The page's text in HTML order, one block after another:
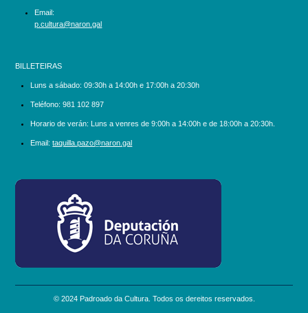
Email:
p.cultura@naron.gal
BILLETEIRAS
Luns a sábado: 09:30h a 14:00h e 17:00h a 20:30h
Teléfono: 981 102 897
Horario de verán: Luns a venres de 9:00h a 14:00h e de 18:00h a 20:30h.
Email: taquilla.pazo@naron.gal
logo_depcoruna.png
© 2024 Padroado da Cultura. Todos os dereitos reservados.